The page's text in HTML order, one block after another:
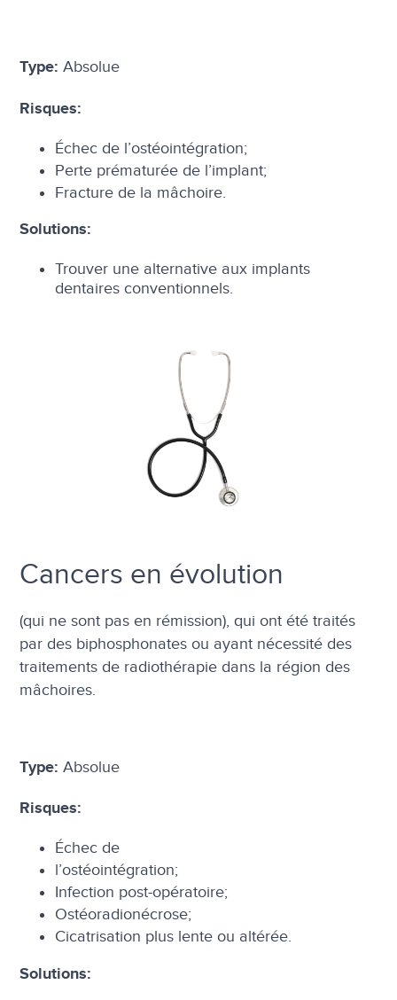
Type:Absolue
Risques:
Échec de l’ostéointégration;
Perte prématurée de l’implant;
Fracture de la mâchoire.
Solutions:
Trouver une alternative aux implants
dentaires conventionnels.
Cancers en évolution
(qui ne sont pas en rémission), qui ont été traités
par des biphosphonates ou ayant nécessité des
traitements de radiothérapie dans la région des
mâchoires.
Type:Absolue
Risques:
Échec de
l’ostéointégration;
Infection post-opératoire;
Ostéoradionécrose;
Cicatrisation plus lente ou altérée.
Solutions: